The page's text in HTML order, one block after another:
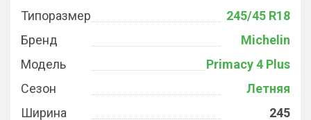
Типоразмер
245/45 R18
Бренд
Michelin
Модель
Primacy 4 Plus
Сезон
Летняя
Ширина
245